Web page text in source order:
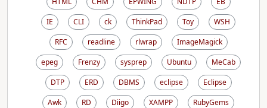
IE
CLI ck ThinkPad Toy
WSH
RFC
readline rlwrap
ImageMagick
epeg
Frenzy sysprep Ubuntu
MeCab
DTP
ERD DBMS eclipse
Eclipse
Awk
RD Diigo XAMPP
RubyGems